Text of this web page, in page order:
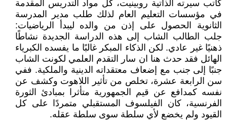
كاتب سيرته الذاتية روبينيت، كل مواد التدريس المقدمة
في مؤسسات التعليم العام لذلك طلب مدير المدرسة
الثانوية الحصول على إذن من والده ليبدأ الرياضيات:
جلب الطالب الشاب إلى هذه الدراسة الجديدة نشاطًا
ذهنيًا غير عادي. لكن الذكاء المبكر غالبًا ما يفسده الكبرياء
الهائل فقد حدث هنا ان سار التقدم العلمي لكونت الشاب
جنبًا إلى جنب مع إضعاف معتقداته الدينية والملكية. ففي
سن الرابعة عشرة، تخلص من تأثير اللاهوت وكشف عن
نفسه كمدافع عن قيم الجمهورية متأثرا بمبادئ الثورة
الفرنسية، كان الفيلسوف المستقبلي متمردًا على كل
القيود ولم يخضع لأي سلطة سوى سلطة عقله.